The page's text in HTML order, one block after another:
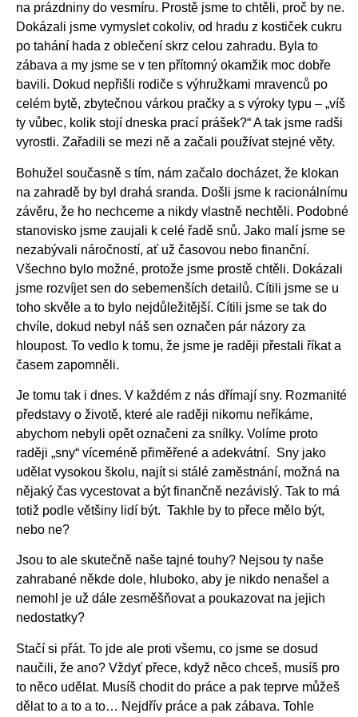
na prázdniny do vesmíru. Prostě jsme to chtěli, proč by ne.
Dokázali jsme vymyslet cokoliv, od hradu z kostiček cukru
po tahání hada z oblečení skrz celou zahradu. Byla to
zábava a my jsme se v ten přítomný okamžik moc dobře
bavili. Dokud nepřišli rodiče s výhružkami mravenců po
celém bytě, zbytečnou várkou pračky a s výroky typu – „víš
ty vůbec, kolik stojí dneska prací prášek?“ A tak jsme radši
vyrostli. Zařadili se mezi ně a začali používat stejné věty.
Bohužel současně s tím, nám začalo docházet, že klokan
na zahradě by byl drahá sranda. Došli jsme k racionálnímu
závěru, že ho nechceme a nikdy vlastně nechtěli. Podobné
stanovisko jsme zaujali k celé řadě snů. Jako malí jsme se
nezabývali náročností, ať už časovou nebo finanční.
Všechno bylo možné, protože jsme prostě chtěli. Dokázali
jsme rozvíjet sen do sebemenších detailů. Cítili jsme se u
toho skvěle a to bylo nejdůležitější. Cítili jsme se tak do
chvíle, dokud nebyl náš sen označen pár názory za
hloupost. To vedlo k tomu, že jsme je raději přestali říkat a
časem zapomněli.
Je tomu tak i dnes. V každém z nás dřímají sny. Rozmanité
představy o životě, které ale raději nikomu neříkáme,
abychom nebyli opět označeni za snílky. Volíme proto
raději „sny“ víceméně přiměřené a adekvátní. Sny jako
udělat vysokou školu, najít si stálé zaměstnání, možná na
nějaký čas vycestovat a být finančně nezávislý. Tak to má
totiž podle většiny lidí být. Takhle by to přece mělo být,
nebo ne?
Jsou to ale skutečně naše tajné touhy? Nejsou ty naše
zahrabané někde dole, hluboko, aby je nikdo nenašel a
nemohl je už dále zesměšňovat a poukazovat na jejich
nedostatky?
Stačí si přát. To jde ale proti všemu, co jsme se dosud
naučili, že ano? Vždyť přece, když něco chceš, musíš pro
to něco udělat. Musíš chodit do práce a pak teprve můžeš
dělat to a to a to… Nejdřív práce a pak zábava. Tohle